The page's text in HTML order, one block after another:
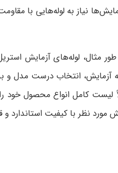
نیاز به لوله‌هایی با مقاومت
مثال، لوله‌های آزمایش
آزمایش، انتخاب درست
لیست کامل انواع محصول
مورد نظر با کیفیت